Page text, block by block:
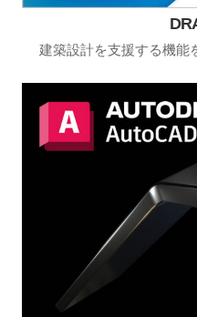
建築設計を支援する機能